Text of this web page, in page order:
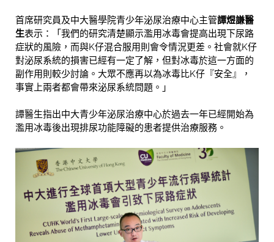
首席研究員及中大醫學院青少年泌尿治療中心主管譚煜謙醫
生表示：「我們的研究清楚顯示濫用冰毒會提高出現下尿路
症狀的風險，而與K仔混合服用則會令情況更差。社會就K仔
對泌尿系統的損害已經有一定了解，但對冰毒於這一方面的
副作用則較少討論。大眾不應再以為冰毒比K仔『安全』，
事實上兩者都會帶來泌尿系統問題。」
譚醫生指出中大青少年泌尿治療中心於過去一年已經開始為
濫用冰毒後出現排尿功能障礙的患者提供治療服務。